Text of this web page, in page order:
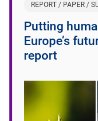
REPORT / PAPER /
Putting
Europe’s
report